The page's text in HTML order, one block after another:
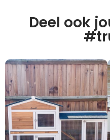
Deel ook